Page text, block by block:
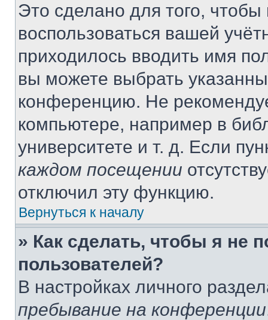
Это сделано для того, чтобы
воспользоваться вашей
приходилось вводить имя
вы можете выбрать
конференцию. Не
компьютере, например в
университете и т. д. Если
каждом посещении
отключил эту функцию.
Вернуться к началу
» Как сделать, чтобы я не
пользователей?
В настройках личного
пребывание на конференции